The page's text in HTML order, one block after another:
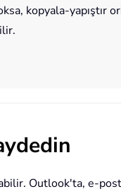
kopyala-yapıştır
Outlook'ta, e-